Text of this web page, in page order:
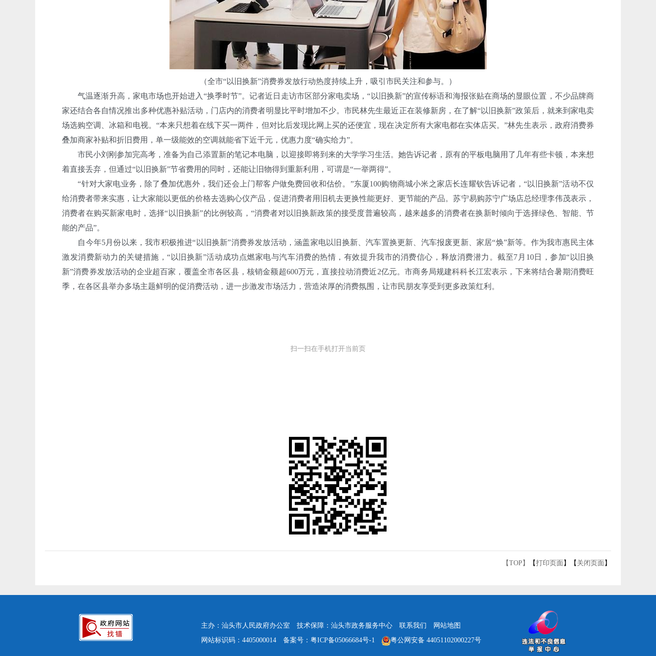
（全市“以旧换新”消费券发放行动热度持续上升，吸引市民关注和参与。）
气温逐渐升高，家电市场也开始进入“换季时节”。记者近日走访市区部分家电卖场，“以旧换新”的宣传标语和海报张贴在商场的显眼位置，不少品牌商
家还结合各自情况推出多种优惠补贴活动，门店内的消费者明显比平时增加不少。市民林先生最近正在装修新房，在了解“以旧换新”政策后，就来到家电卖
场选购空调、冰箱和电视。“本来只想着在线下买一两件，但对比后发现比网上买的还便宜，现在决定所有大家电都在实体店买。”林先生表示，政府消费券
叠加商家补贴和折旧费用，单一级能效的空调就能省下近千元，优惠力度“确实给力”。
市民小刘刚参加完高考，准备为自己添置新的笔记本电脑，以迎接即将到来的大学学习生活。她告诉记者，原有的平板电脑用了几年有些卡顿，本来想
着直接丢弃，但通过“以旧换新”节省费用的同时，还能让旧物得到重新利用，可谓是“一举两得”。
“针对大家电业务，除了叠加优惠外，我们还会上门帮客户做免费回收和估价。”东厦100购物商城小米之家店长连耀钦告诉记者，“以旧换新”活动不仅
给消费者带来实惠，让大家能以更低的价格去选购心仪产品，促进消费者用旧机去更换性能更好、更节能的产品。苏宁易购苏宁广场店总经理李伟茂表示，
消费者在购买新家电时，选择“以旧换新”的比例较高，“消费者对以旧换新政策的接受度普遍较高，越来越多的消费者在换新时倾向于选择绿色、智能、节
能的产品”。
自今年5月份以来，我市积极推进“以旧换新”消费券发放活动，涵盖家电以旧换新、汽车置换更新、汽车报废更新、家居“焕”新等。作为我市惠民主体
激发消费新动力的关键措施，“以旧换新”活动成功点燃家电与汽车消费的热情，有效提升我市的消费信心，释放消费潜力。截至7月10日，参加“以旧换
新”消费券发放活动的企业超百家，覆盖全市各区县，核销金额超600万元，直接拉动消费近2亿元。市商务局规建科科长江宏表示，下来将结合暑期消费旺
季，在各区县举办多场主题鲜明的促消费活动，进一步激发市场活力，营造浓厚的消费氛围，让市民朋友享受到更多政策红利。
扫一扫在手机打开当前页
【TOP】 【打印页面 】【 关闭页面 】
主办：汕头市人民政府办公室 技术保障：汕头市政务服务中心 联系我们
网站地图
网站标识码：4405000014
备案号：粤ICP备05066684号-1 粤公网安备 44051102000227号